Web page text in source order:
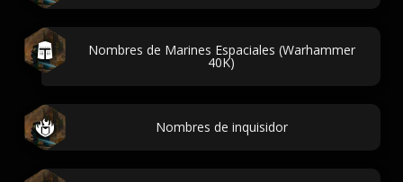
Nombres de Marines Espaciales (Warhammer
40K)
Nombres de inquisidor